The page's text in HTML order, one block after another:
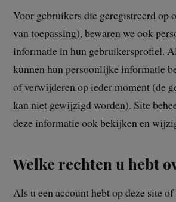
Voor gebruikers die geregistreerd op
van toepassing), bewaren we ook
informatie in hun gebruikersprofiel.
kunnen hun persoonlijke informatie
of verwijderen op ieder moment (de
kan niet gewijzigd worden). Site
deze informatie ook bekijken en
Welke rechten u hebt
Als u een account hebt op deze site